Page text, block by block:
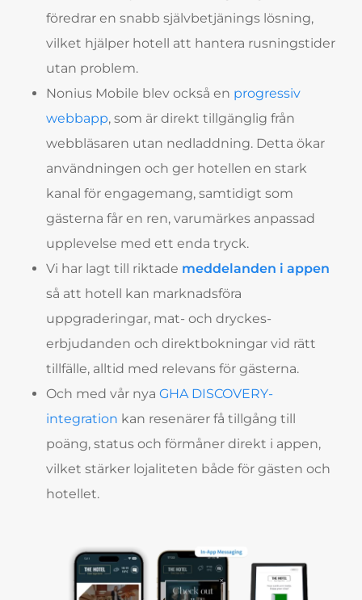
föredrar en snabb självbetjänings lösning,
vilket hjälper hotell att hantera rusningstider
utan problem.
Nonius Mobile blev också en progressiv
webbapp, som är direkt tillgänglig från
webbläsaren utan nedladdning. Detta ökar
användningen och ger hotellen en stark
kanal för engagemang, samtidigt som
gästerna får en ren, varumärkes anpassad
upplevelse med ett enda tryck.
Vi har lagt till riktade meddelanden i appen
så att hotell kan marknadsföra
uppgraderingar, mat- och dryckes-
erbjudanden och direktbokningar vid rätt
tillfälle, alltid med relevans för gästerna.
Och med vår nya GHA DISCOVERY-
integration kan resenärer få tillgång till
poäng, status och förmåner direkt i appen,
vilket stärker lojaliteten både för gästen och
hotellet.